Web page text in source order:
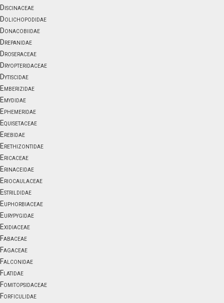
Discinaceae
Dolichopodidae
Donacobiidae
Drepanidae
Droseraceae
Dryopteridaceae
Dytiscidae
Emberizidae
Emydidae
Ephemeridae
Equisetaceae
Erebidae
Erethizontidae
Ericaceae
Erinaceidae
Eriocaulaceae
Estrildidae
Euphorbiaceae
Eurypygidae
Exidiaceae
Fabaceae
Fagaceae
Falconidae
Flatidae
Fomitopsidaceae
Forficulidae